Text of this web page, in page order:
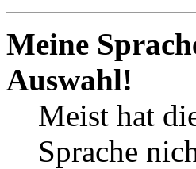
Meine
Auswahl!
Meist hat
Sprache